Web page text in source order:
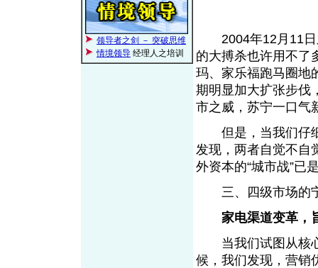
领导者之剑 － 突破思维
情境领导 经理人之培训
2004年12月11日
的大搏杀也许用不了
玛、家乐福跑马圈地
期明显加大扩张步伐
市之威，苏宁一口气
但是，当我们仔细
发现，两者自觉不自
外资本的“城市战”已
三、四级市场的
家电渠道变革，
当我们试图从核心
候，我们发现，营销